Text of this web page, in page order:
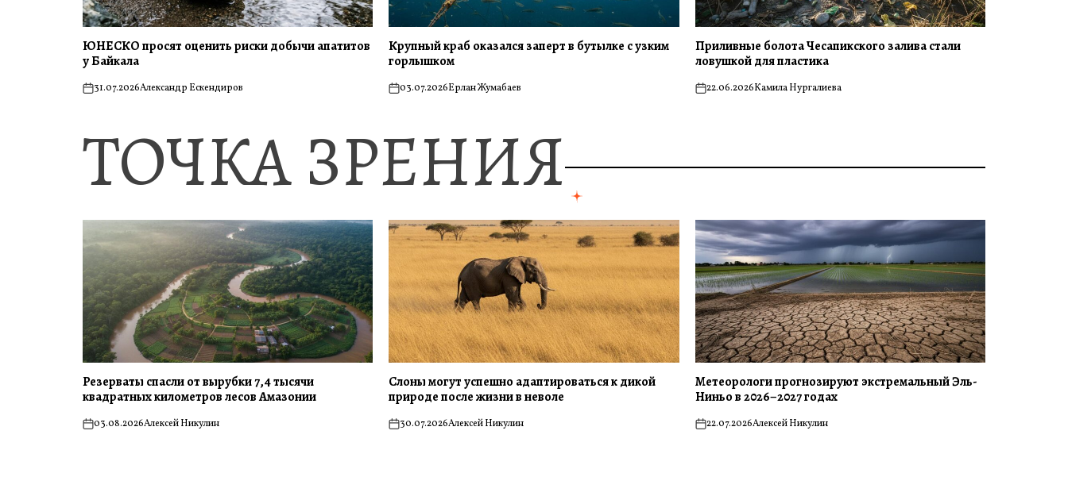
ЮНЕСКО просят оценить риски добычи апатитов
у Байкала
on31.07.2026Александр Ескендиров
Крупный краб оказался заперт в бутылке с узким
горлышком
on03.07.2026Ерлан Жумабаев
Приливные болота Чесапикского залива стали
ловушкой для пластика
on22.06.2026Камила Нургалиева
ТОЧКА ЗРЕНИЯ
Резерваты спасли от вырубки 7,4 тысячи
квадратных километров лесов Амазонии
on03.08.2026Алексей Никулин
Слоны могут успешно адаптироваться к дикой
природе после жизни в неволе
on30.07.2026Алексей Никулин
Метеорологи прогнозируют экстремальный Эль-
Ниньо в 2026–2027 годах
on22.07.2026Алексей Никулин